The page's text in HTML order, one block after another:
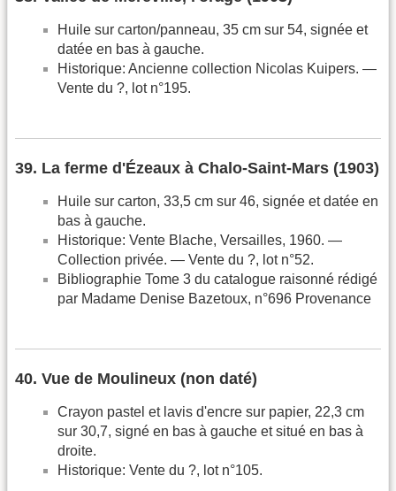
Huile sur carton/panneau, 35 cm sur 54, signée et
datée en bas à gauche.
Historique: Ancienne collection Nicolas Kuipers. —
Vente du ?, lot n°195.
39. La ferme d'Ézeaux à Chalo-Saint-Mars (1903)
Huile sur carton, 33,5 cm sur 46, signée et datée en
bas à gauche.
Historique: Vente Blache, Versailles, 1960. —
Collection privée. — Vente du ?, lot n°52.
Bibliographie Tome 3 du catalogue raisonné rédigé
par Madame Denise Bazetoux, n°696 Provenance
40. Vue de Moulineux (non daté)
Crayon pastel et lavis d'encre sur papier, 22,3 cm
sur 30,7, signé en bas à gauche et situé en bas à
droite.
Historique: Vente du ?, lot n°105.